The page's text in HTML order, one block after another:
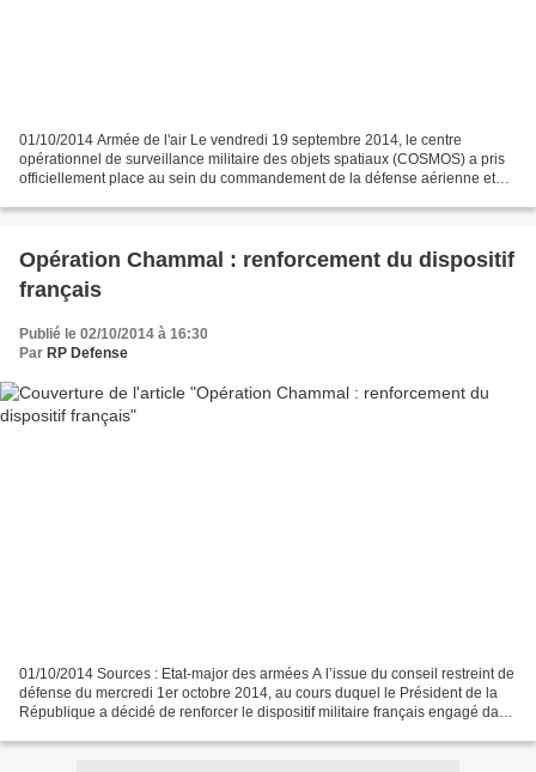
01/10/2014 Armée de l'air Le vendredi 19 septembre 2014, le centre
opérationnel de surveillance militaire des objets spatiaux (COSMOS) a pris
officiellement place au sein du commandement de la défense aérienne et
Opération Chammal : renforcement du dispositif
français
Publié le 02/10/2014 à 16:30
Par RP Defense
01/10/2014 Sources : Etat-major des armées A l’issue du conseil restreint de
défense du mercredi 1er octobre 2014, au cours duquel le Président de la
République a décidé de renforcer le dispositif militaire français engagé dans